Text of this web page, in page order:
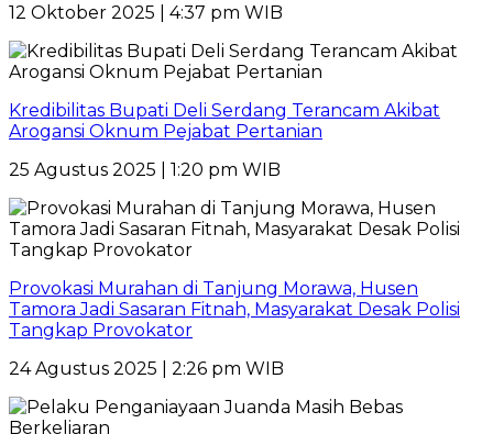
12 Oktober 2025 | 4:37 pm WIB
Kredibilitas Bupati Deli Serdang Terancam Akibat
Arogansi Oknum Pejabat Pertanian
25 Agustus 2025 | 1:20 pm WIB
Provokasi Murahan di Tanjung Morawa, Husen
Tamora Jadi Sasaran Fitnah, Masyarakat Desak Polisi
Tangkap Provokator
24 Agustus 2025 | 2:26 pm WIB